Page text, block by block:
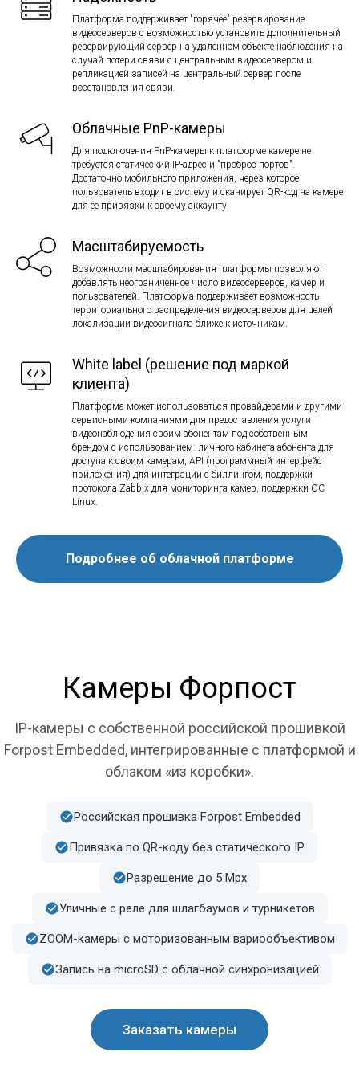
Платформа поддерживает "горячее" резервирование
видеосерверов с возможностью установить дополнительный
резервирующий сервер на удаленном объекте наблюдения на
случай потери связи с центральным видеосервером и
репликацией записей на центральный сервер после
восстановления связи.
Облачные PnP-камеры
Для подключения PnP-камеры к платформе камере не
требуется статический IP-адрес и "проброс портов".
Достаточно мобильного приложения, через которое
пользователь входит в систему и сканирует QR-код на камере
для ее привязки к своему аккаунту.
Масштабируемость
Возможности масштабирования платформы позволяют
добавлять неограниченное число видеосерверов, камер и
пользователей. Платформа поддерживает возможность
территориального распределения видеосерверов для целей
локализации видеосигнала ближе к источникам.
White label (решение под маркой
клиента)
Платформа может использоваться провайдерами и другими
сервисными компаниями для предоставления услуги
видеонаблюдения своим абонентам под собственным
брендом с использованием: личного кабинета абонента для
доступа к своим камерам, API (программный интерфейс
приложения) для интеграции с биллингом, поддержки
протокола Zabbix для мониторинга камер, поддержки ОС
Linux.
Подробнее об облачной платформе
Камеры Форпост
IP-камеры с собственной российской прошивкой
Forpost Embedded, интегрированные с платформой и
облаком «из коробки».
Российская прошивка Forpost Embedded
Привязка по QR-коду без статического IP
Разрешение до 5 Mpx
Уличные с реле для шлагбаумов и турникетов
ZOOM-камеры с моторизованным вариообъективом
Запись на microSD с облачной синхронизацией
Заказать камеры